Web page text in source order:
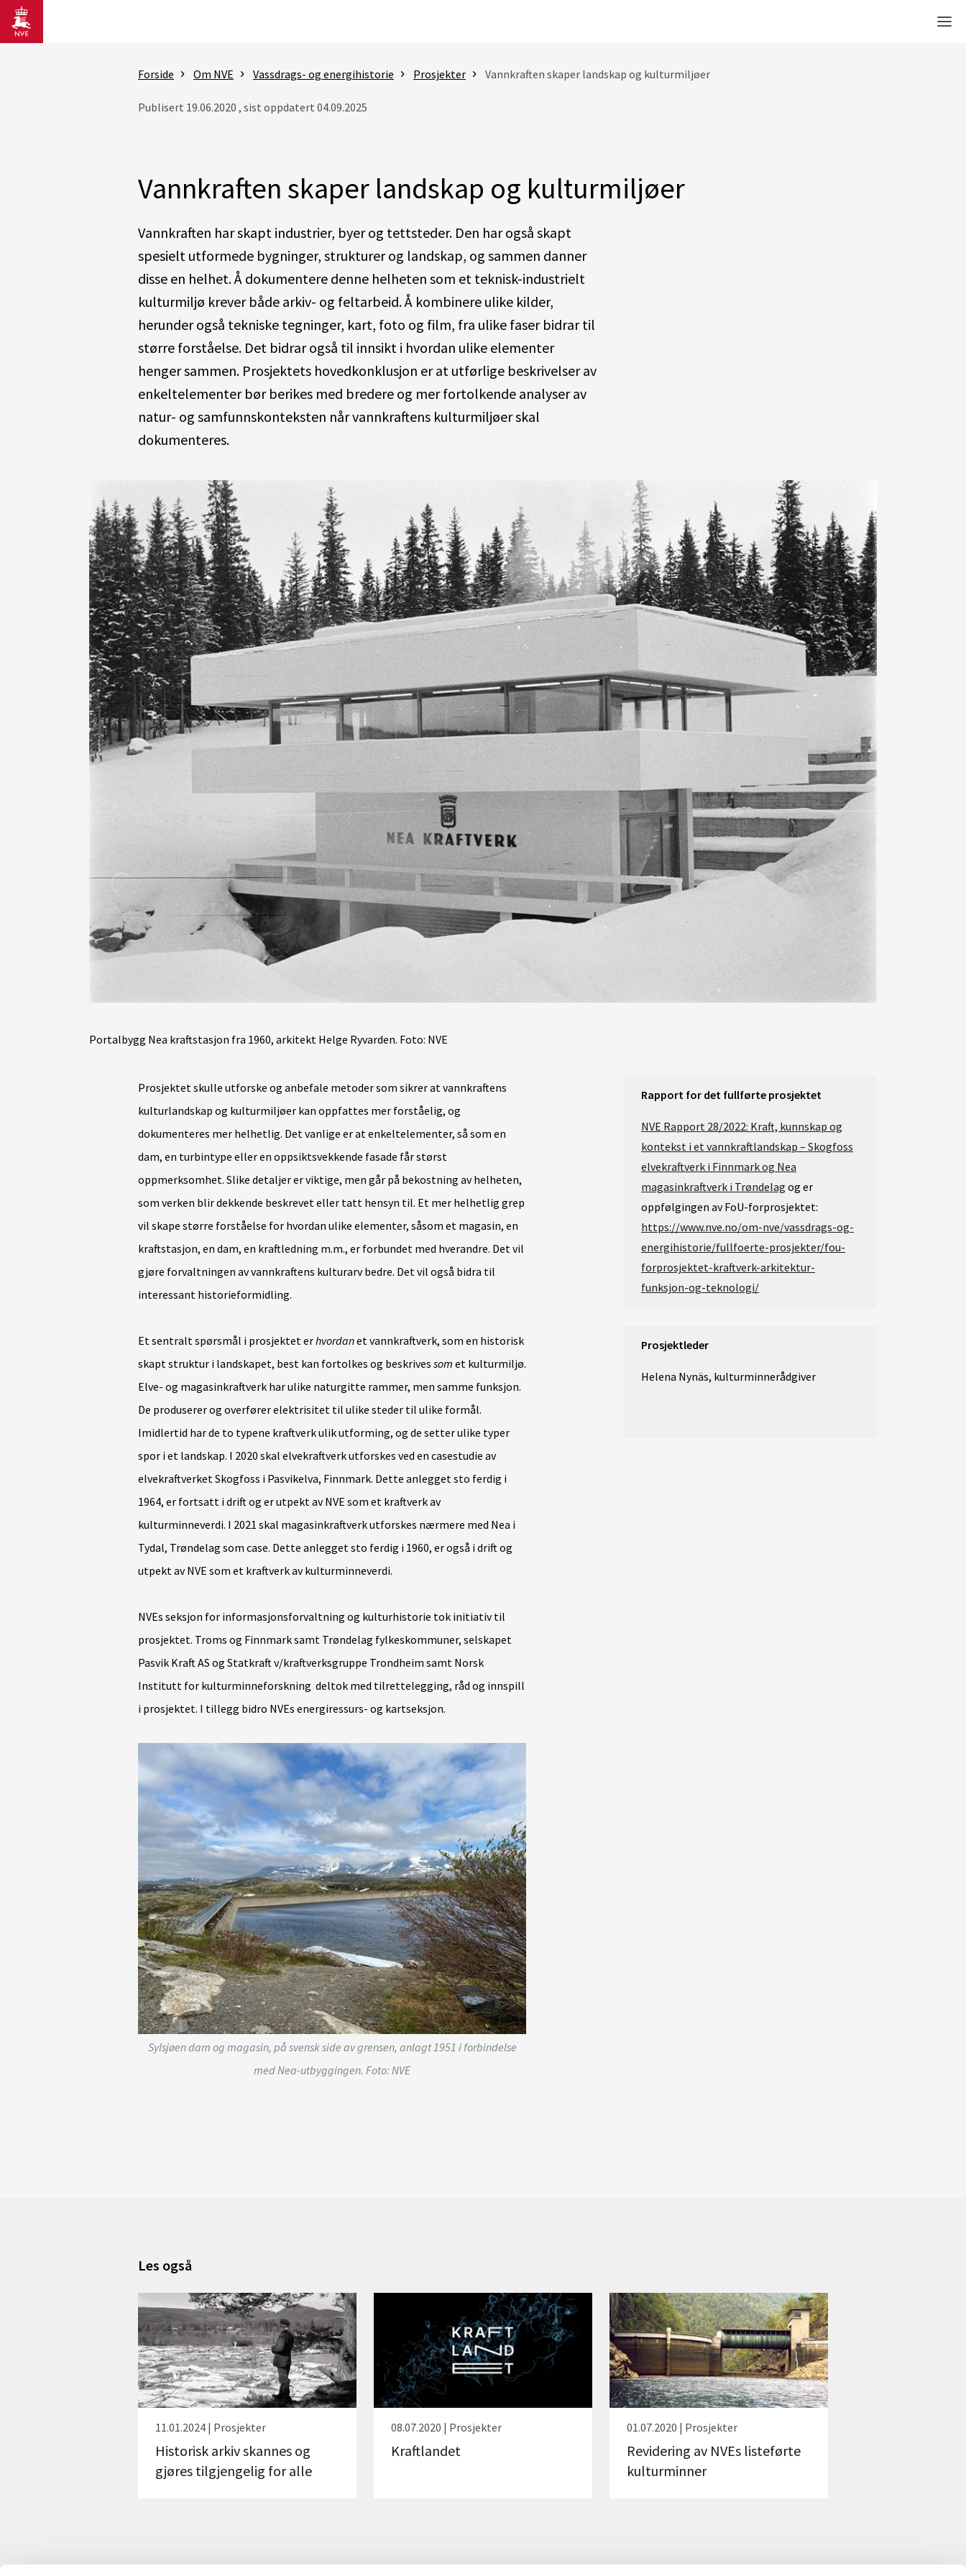
Gå til hovedinnhold
Forside Om NVE Vassdrags- og energihistorie Prosjekter Vannkraften skaper landskap og kulturmiljøer
Publisert 19.06.2020 , sist oppdatert 04.09.2025
Vannkraften skaper landskap og kulturmiljøer
Vannkraften har skapt industrier, byer og tettsteder. Den har også skapt
spesielt utformede bygninger, strukturer og landskap, og sammen danner
disse en helhet. Å dokumentere denne helheten som et teknisk-industrielt
kulturmiljø krever både arkiv- og feltarbeid. Å kombinere ulike kilder,
herunder også tekniske tegninger, kart, foto og film, fra ulike faser bidrar til
større forståelse. Det bidrar også til innsikt i hvordan ulike elementer
henger sammen. Prosjektets hovedkonklusjon er at utførlige beskrivelser av
enkeltelementer bør berikes med bredere og mer fortolkende analyser av
natur- og samfunnskonteksten når vannkraftens kulturmiljøer skal
dokumenteres.
Portalbygg Nea kraftstasjon fra 1960, arkitekt Helge Ryvarden. Foto: NVE
Prosjektet skulle utforske og anbefale metoder som sikrer at vannkraftens
kulturlandskap og kulturmiljøer kan oppfattes mer forståelig, og
dokumenteres mer helhetlig. Det vanlige er at enkeltelementer, så som en
dam, en turbintype eller en oppsiktsvekkende fasade får størst
oppmerksomhet. Slike detaljer er viktige, men går på bekostning av helheten,
som verken blir dekkende beskrevet eller tatt hensyn til. Et mer helhetlig grep
vil skape større forståelse for hvordan ulike elementer, såsom et magasin, en
kraftstasjon, en dam, en kraftledning m.m., er forbundet med hverandre. Det vil
gjøre forvaltningen av vannkraftens kulturarv bedre. Det vil også bidra til
interessant historieformidling.
Et sentralt spørsmål i prosjektet erhvordanet vannkraftverk, som en historisk
skapt struktur i landskapet, best kan fortolkes og beskrives som et kulturmiljø.
Elve- og magasinkraftverk har ulike naturgitte rammer, men samme funksjon.
De produserer og overfører elektrisitet til ulike steder til ulike formål.
Imidlertid har de to typene kraftverk ulik utforming, og de setter ulike typer
spor i et landskap. I 2020 skal elvekraftverk utforskes ved en casestudie av
elvekraftverket Skogfoss i Pasvikelva, Finnmark. Dette anlegget sto ferdig i
1964, er fortsatt i drift og er utpekt av NVE som et kraftverk av
kulturminneverdi. I 2021 skal magasinkraftverk utforskes nærmere med Nea i
Tydal, Trøndelag som case. Dette anlegget sto ferdig i 1960, er også i drift og
utpekt av NVE som et kraftverk av kulturminneverdi.
NVEs seksjon for informasjonsforvaltning og kulturhistorie tok initiativ til
prosjektet. Troms og Finnmark samt Trøndelag fylkeskommuner, selskapet
Pasvik Kraft AS og Statkraft v/kraftverksgruppe Trondheim samt Norsk
Institutt for kulturminneforskning deltok med tilrettelegging, råd og innspill
i prosjektet. I tillegg bidro NVEs energiressurs- og kartseksjon.
Sylsjøen dam og magasin, på svensk side av grensen, anlagt 1951 i forbindelse
med Nea-utbyggingen. Foto: NVE
Rapport for det fullførte prosjektet
NVE Rapport 28/2022: Kraft, kunnskap og
kontekst i et vannkraftlandskap – Skogfoss
elvekraftverk i Finnmark og Nea
magasinkraftverk i Trøndelag og er
oppfølgingen av FoU-forprosjektet:
https://www.nve.no/om-nve/vassdrags-og-
energihistorie/fullfoerte-prosjekter/fou-
forprosjektet-kraftverk-arkitektur-
funksjon-og-teknologi/
Prosjektleder
Helena Nynäs, kulturminnerådgiver
Les også
11.01.2024 | Prosjekter
Historisk arkiv skannes og
gjøres tilgjengelig for alle
08.07.2020 | Prosjekter
Kraftlandet
01.07.2020 | Prosjekter
Revidering av NVEs listeførte
kulturminner